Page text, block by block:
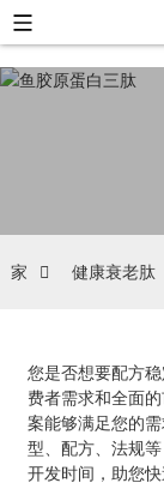
家 健康衰老肽
您是否想要配方
费者需求和全面
案能够满足您的
型、配方、法规
开发时间，助您